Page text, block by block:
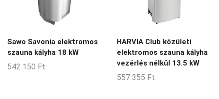
Sawo Savonia elektromos
szauna kályha 18 kW
542 150 Ft
HARVIA Club közületi
elektromos szauna kályha
vezérlés nélkül 13.5 kW
557 355 Ft